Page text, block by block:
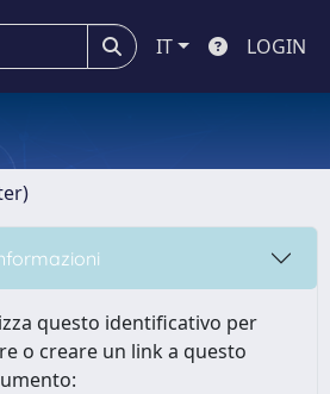
IT LOGIN
questo identificativo per
o creare un link a questo